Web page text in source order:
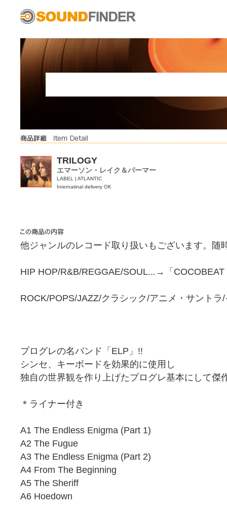
TRILOGY
エマーソン・レイク＆パーマー
LABEL | ATLANTIC
Internatinal delivery OK
他ジャンルのレコード取り扱いもございます。随
HIP HOP/R&B/REGGAE/SOUL...→「COCOBEAT
ROCK/POPS/JAZZ/クラシック/アニメ・サント
プログレの名バンド「ELP」!!
シンセ、キーボードを効果的に使用し
独自の世界観を作り上げたプログレ基本にして傑
＊ライナー付き
A1 The Endless Enigma (Part 1)
A2 The Fugue
A3 The Endless Enigma (Part 2)
A4 From The Beginning
A5 The Sheriff
A6 Hoedown